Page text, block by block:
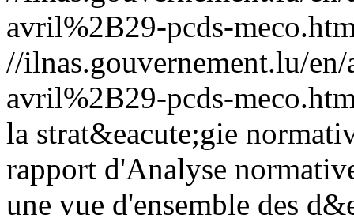
avril%2B29-pcds-
//ilnas.gouvernement.lu/
avril%2B29-pcds-
la strat&eacute;gie
rapport d'Analyse
une vue d'ensemble des